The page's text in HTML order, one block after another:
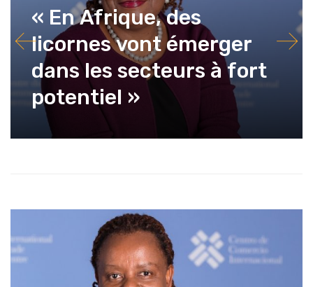
« En Afrique, des
licornes vont émerger
dans les secteurs à fort
potentiel »